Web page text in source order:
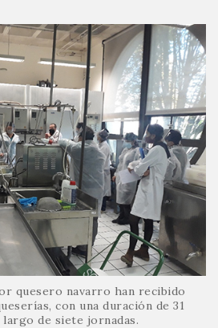
quesero navarro han recibido
con una duración de 31
de siete jornadas.